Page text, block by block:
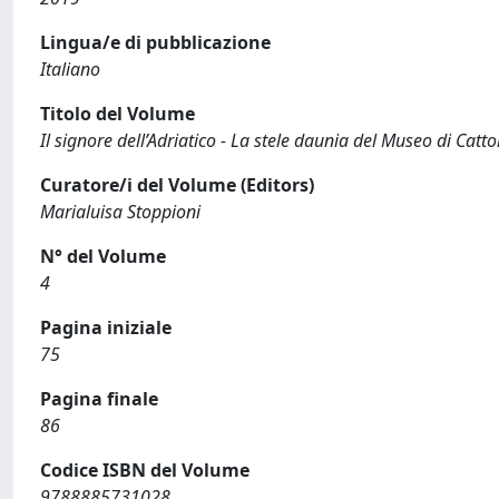
Lingua/e di pubblicazione
Italiano
Titolo del Volume
Il signore dell’Adriatico - La stele daunia del Museo di
Curatore/i del Volume (Editors)
Marialuisa Stoppioni
N° del Volume
4
Pagina iniziale
75
Pagina finale
86
Codice ISBN del Volume